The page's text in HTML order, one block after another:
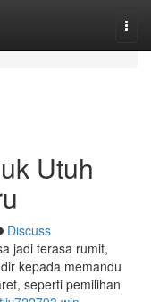
Utuh
Discuss
jadi terasa rumit,
kepada memandu
seperti pemilihan